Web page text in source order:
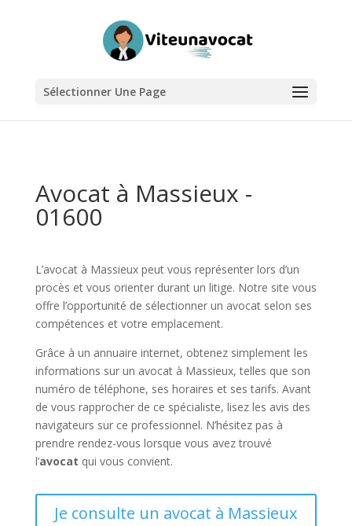
Sélectionner Une Page
Avocat à Massieux -
01600
L’avocat à Massieux peut vous représenter lors d’un
procès et vous orienter durant un litige. Notre site vous
offre l’opportunité de sélectionner un avocat selon ses
compétences et votre emplacement.
Grâce à un annuaire internet, obtenez simplement les
informations sur un avocat à Massieux, telles que son
numéro de téléphone, ses horaires et ses tarifs. Avant
de vous rapprocher de ce spécialiste, lisez les avis des
navigateurs sur ce professionnel. N’hésitez pas à
prendre rendez-vous lorsque vous avez trouvé
l’avocat qui vous convient.
Je consulte un avocat à Massieux